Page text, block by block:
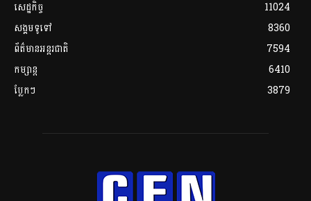
សេដ្ឋកិច្ច
11024
សង្គមទូទៅ
8360
ព័ត៌មានអន្តរជាតិ
7594
កម្សាន្ត
6410
ប្លែកៗ
3879